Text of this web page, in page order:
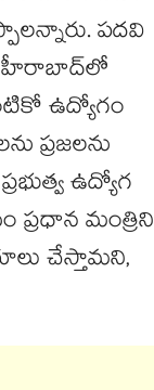
పదవి
జహీరాబాద్‌లో
ఉద్యోగం
ప్రజలను
ఉద్యోగ
ప్రధాన మంత్రిని
చేస్తామని,